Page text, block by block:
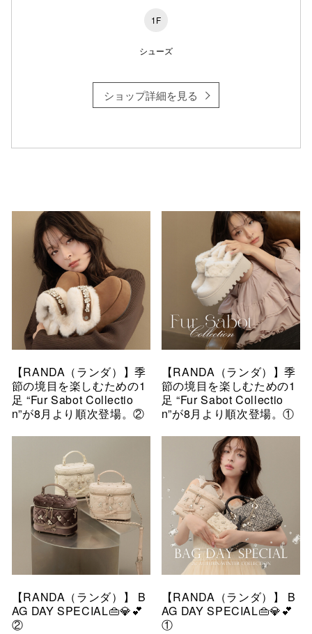
1F
シューズ
ショップ詳細を見る
【RANDA（ランダ）】季
節の境目を楽しむための1
足 “Fur Sabot Collectio
n”が8月より順次登場。②
【RANDA（ランダ）】季
節の境目を楽しむための1
足 “Fur Sabot Collectio
n”が8月より順次登場。①
【RANDA（ランダ）】 B
AG DAY SPECIAL👜💎💕
②
【RANDA（ランダ）】 B
AG DAY SPECIAL👜💎💕
①